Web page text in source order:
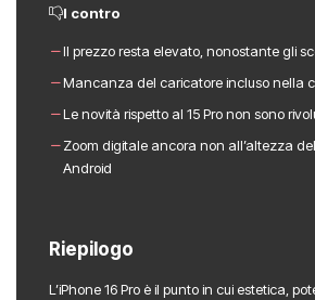
I contro
Il prezzo resta elevato, nonostante gli
Mancanza del caricatore incluso nella
Le novità rispetto al 15 Pro non sono
Zoom digitale ancora non all’altezza
Android
Riepilogo
L’iPhone 16 Pro è il punto in cui estetica,